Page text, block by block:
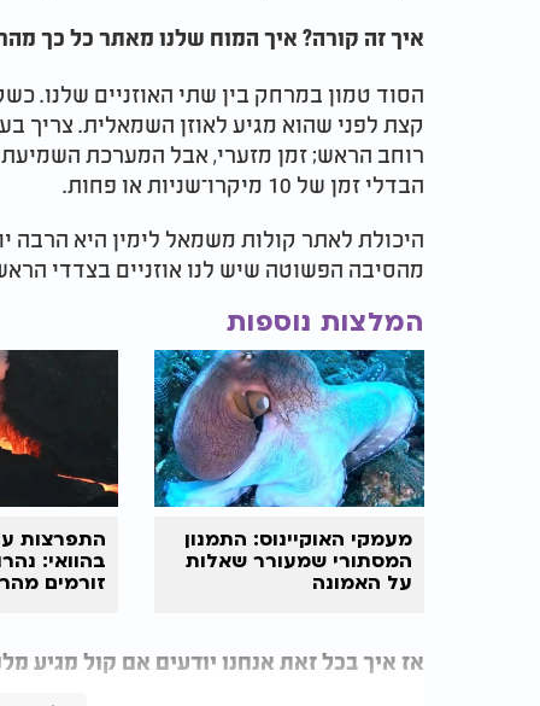
איך זה קורה? איך המוח שלנו מאתר כל כך
הסוד טמון במרחק בין שתי האוזניים שלנו.
רוחב הראש; זמן מזערי, אבל המערכת
הבדלי זמן של 10 מיקרו־שניות או פחות.
היכולת לאתר קולות משמאל לימין היא
מהסיבה הפשוטה שיש לנו אוזניים בצדדי
המלצות נוספות
מעמקי האוקיינוס: התמנון
המסתורי שמעורר שאלות
על האמונה
התפרצות
בהוואי:
זורמים
אז איך בכל זאת אנחנו יודעים אם קול מגיע